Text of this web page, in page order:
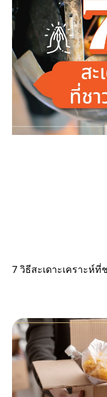
7 วิธีสะเดาะเคราะห์